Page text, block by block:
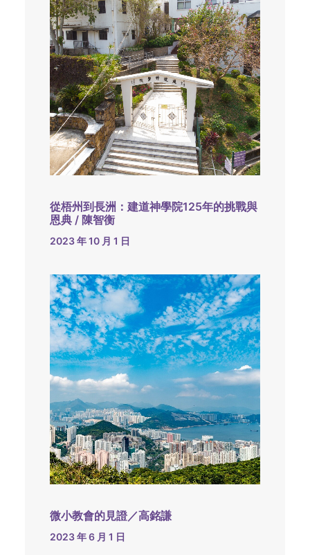
從梧州到長洲：建道神學院125年的挑戰與
恩典 / 陳智衡
2023 年 10 月 1 日
微小教會的見證／高銘謙
2023 年 6 月 1 日